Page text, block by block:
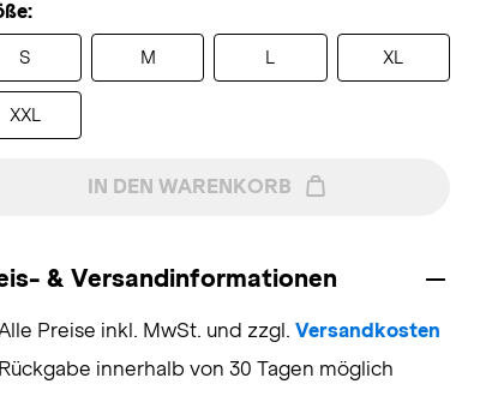
S M XL
XXL
IN DEN WARENKORB
& Versandinformationen
Preise inkl. MwSt. und zzgl. Versandkosten
Rückgabe innerhalb von 30 Tagen möglich